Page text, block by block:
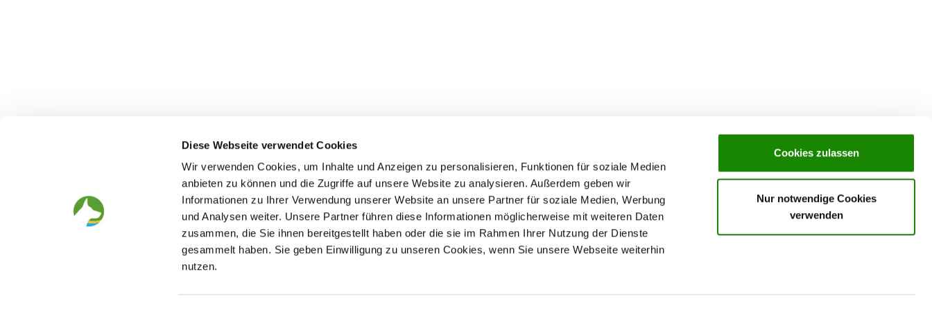
Diese Webseite verwendet Cookies
Wir verwenden Cookies, um Inhalte und Anzeigen zu personalisieren, Funktionen für soziale Medien
anbieten zu können und die Zugriffe auf unsere Website zu analysieren. Außerdem geben wir
Informationen zu Ihrer Verwendung unserer Website an unsere Partner für soziale Medien, Werbung
und Analysen weiter. Unsere Partner führen diese Informationen möglicherweise mit weiteren Daten
zusammen, die Sie ihnen bereitgestellt haben oder die sie im Rahmen Ihrer Nutzung der Dienste
gesammelt haben. Sie geben Einwilligung zu unseren Cookies, wenn Sie unsere Webseite weiterhin
nutzen.
Cookies zulassen
Nur notwendige Cookies
verwenden
The German Shepherd
Everything about the breed
Breeding and upbringing
Helper and saviour
The Club
Structur
SV magazine
Head office
Events
Association's main events
Supra-regional events VDH/FCI
Service
Become a member
Paymentsystem
HDI - The sports insurance